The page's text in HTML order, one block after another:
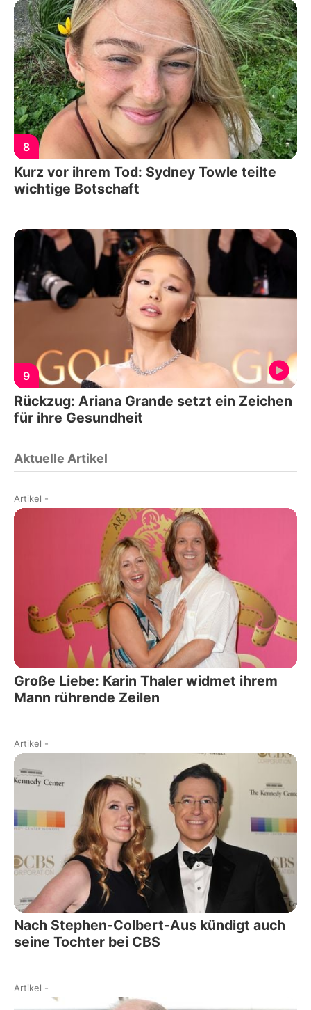
8
Kurz vor ihrem Tod: Sydney Towle teilte
wichtige Botschaft
9
Rückzug: Ariana Grande setzt ein Zeichen
für ihre Gesundheit
Aktuelle Artikel
Artikel -
Große Liebe: Karin Thaler widmet ihrem
Mann rührende Zeilen
Artikel -
Nach Stephen-Colbert-Aus kündigt auch
seine Tochter bei CBS
Artikel -